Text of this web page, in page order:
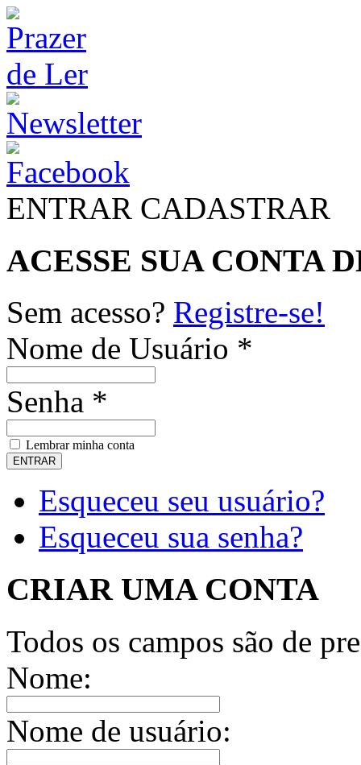
ENTRAR CADASTRAR
ACESSE SUA CONTA
Sem acesso? Registre-se!
Nome de Usuário *
Senha *
Lembrar minha conta
Esqueceu seu usuário?
Esqueceu sua senha?
CRIAR UMA CONTA
Todos os campos são de
Nome:
Nome de usuário: